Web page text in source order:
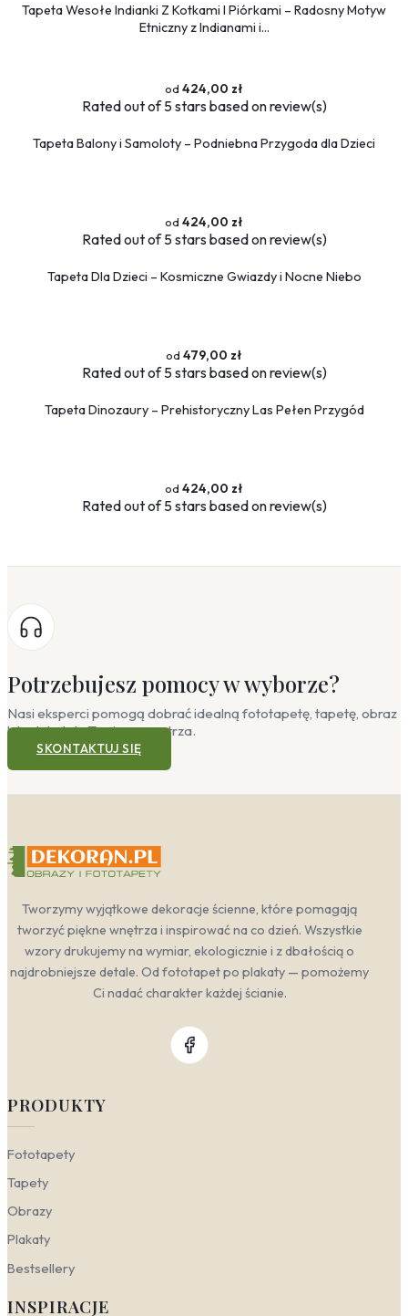
Tapeta Wesołe Indianki Z Kotkami I Piórkami – Radosny Motyw
Etniczny z Indianami i...
424,00 zł
Ratedout of 5 stars based onreview(s)
Tapeta Balony i Samoloty – Podniebna Przygoda dla Dzieci
424,00 zł
Ratedout of 5 stars based onreview(s)
Tapeta Dla Dzieci – Kosmiczne Gwiazdy i Nocne Niebo
479,00 zł
Ratedout of 5 stars based onreview(s)
Tapeta Dinozaury – Prehistoryczny Las Pełen Przygód
424,00 zł
Ratedout of 5 stars based onreview(s)
Potrzebujesz pomocy w wyborze?
Nasi eksperci pomogą dobrać idealną fototapetę, tapetę, obraz
lub plakat do Twojego wnętrza.
SKONTAKTUJ SIĘ
Tworzymy wyjątkowe dekoracje ścienne, które pomagają
tworzyć piękne wnętrza i inspirować na co dzień. Wszystkie
wzory drukujemy na wymiar, ekologicznie i z dbałością o
najdrobniejsze detale. Od fototapet po plakaty — pomożemy
Ci nadać charakter każdej ścianie.
PRODUKTY
Fototapety
Tapety
Obrazy
Plakaty
Bestsellery
INSPIRACJE